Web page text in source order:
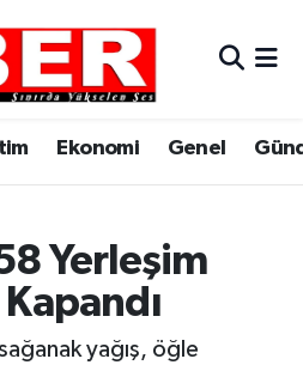
Ekonomi Genel
Yerleşim
yağış, öğle
ve Fikstür